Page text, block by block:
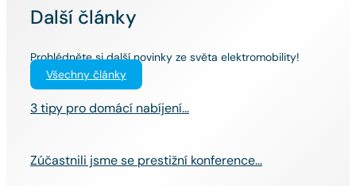
Další články
Prohlédněte si další novinky ze světa elektromobility!
Všechny články
3 tipy pro domácí nabíjení...
Zúčastnili jsme se prestižní konference...